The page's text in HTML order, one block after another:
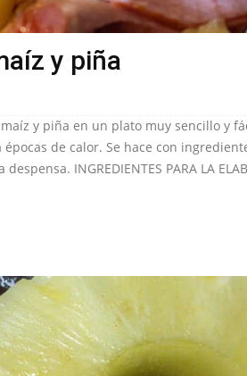
y piña
y piña en un plato muy sencillo y
de calor. Se hace con
INGREDIENTES PARA LA